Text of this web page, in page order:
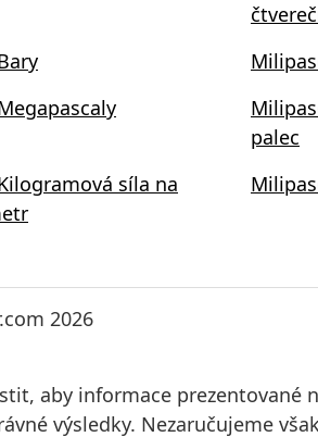
palec
síla na
2026
aby informace
výsledky. Nezaručujeme